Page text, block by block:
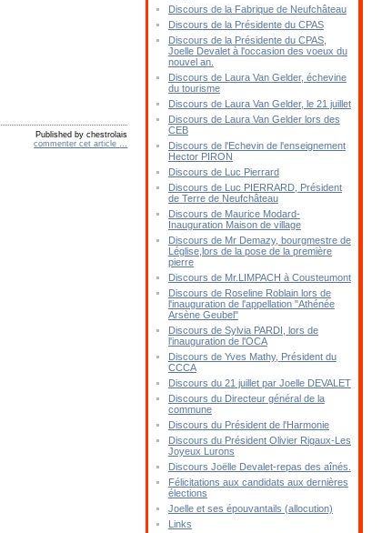
Published by chestrolais
commenter cet article
Discours de la Fabrique de Neufchâteau
Discours de la Présidente du CPAS
Discours de la Présidente du CPAS,
Joelle Devalet à l'occasion des voeux du
nouvel an.
Discours de Laura Van Gelder, échevine
du tourisme
Discours de Laura Van Gelder, le 21 juillet
Discours de Laura Van Gelder lors des
CEB
Discours de l'Echevin de l'enseignement
Hector PIRON
Discours de Luc Pierrard
Discours de Luc PIERRARD, Président
de Terre de Neufchâteau
Discours de Maurice Modard-
Inauguration Maison de village
Discours de Mr Demazy, bourgmestre de
Léglise,lors de la pose de la première
pierre
Discours de Mr.LIMPACH à Cousteumont
Discours de Roseline Roblain lors de
l'inauguration de l'appellation "Athénée
Arsène Geubel"
Discours de Sylvia PARDI, lors de
l'inauguration de l'OCA
Discours de Yves Mathy, Président du
CCCA
Discours du 21 juillet par Joelle DEVALET
Discours du Directeur général de la
commune
Discours du Président de l'Harmonie
Discours du Président Olivier Rigaux-Les
Joyeux Lurons
Discours Joëlle Devalet-repas des aînés.
Félicitations aux candidats aux dernières
élections
Joelle et ses épouvantails (allocution)
Links